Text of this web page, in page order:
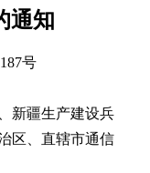
通知
号
新疆生产建设兵
区、直辖市通信